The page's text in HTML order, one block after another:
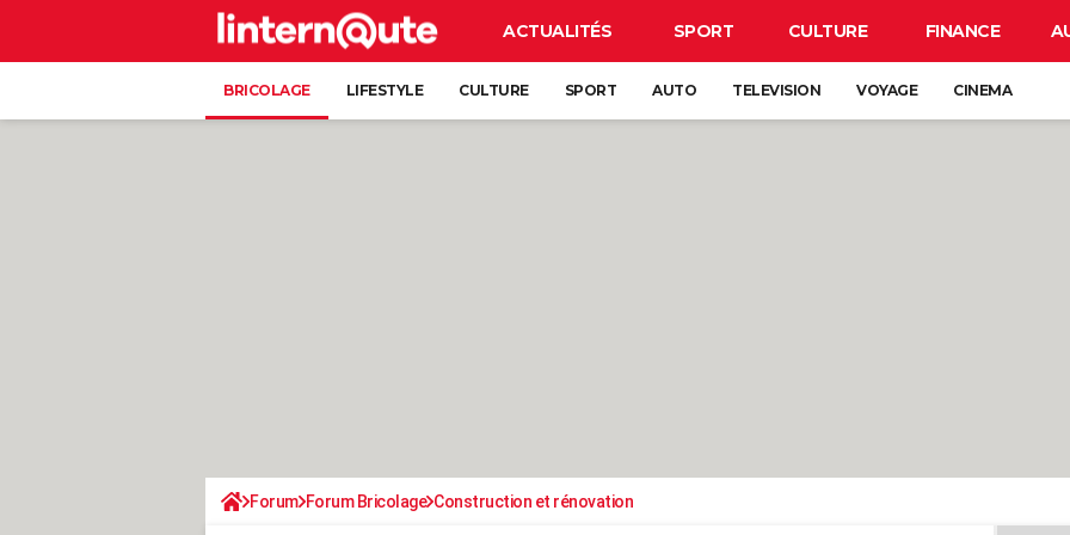
ACTUALITÉS SPORT CULTURE FINANCE
BRICOLAGE LIFESTYLE CULTURE SPORT AUTO TELEVISION VOYAGE CINEMA
Forum Forum Bricolage Construction et rénovation